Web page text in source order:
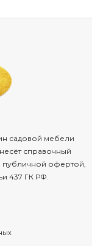
садовой мебели
справочный
публичной офертой,
437 ГК РФ.